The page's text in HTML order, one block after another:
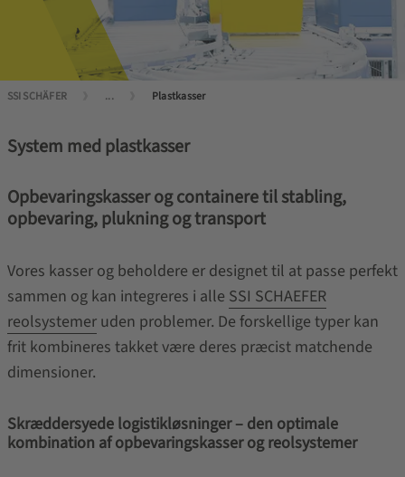
SSI SCHÄFER ... Plastkasser
System med plastkasser
Opbevaringskasser og containere til stabling,
opbevaring, plukning og transport
Vores kasser og beholdere er designet til at passe perfekt
sammen og kan integreres i alle SSI SCHAEFER
reolsystemeruden problemer. De forskellige typer kan
frit kombineres takket være deres præcist matchende
dimensioner.
Skræddersyede logistikløsninger – den optimale
kombination af opbevaringskasser og reolsystemer